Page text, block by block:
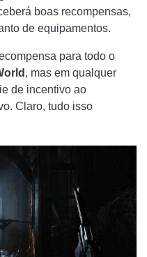
boas recompensas,
de equipamentos.
para todo o
, mas em qualquer
de incentivo ao
Claro, tudo isso